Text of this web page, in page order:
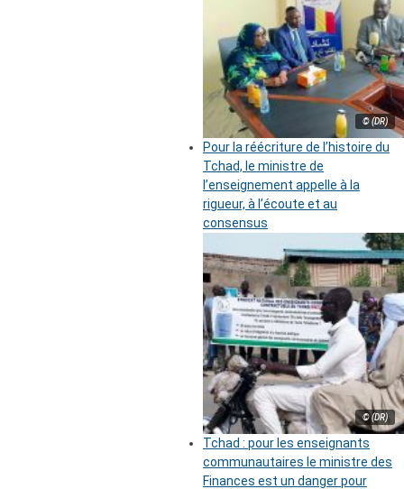
© (DR)
Pour la réécriture de l’histoire du
Tchad, le ministre de
l’enseignement appelle à la
rigueur, à l’écoute et au
consensus
© (DR)
Tchad : pour les enseignants
communautaires le ministre des
Finances est un danger pour